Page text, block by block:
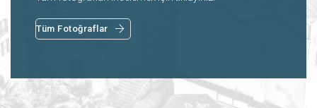
Tüm Fotoğraflar